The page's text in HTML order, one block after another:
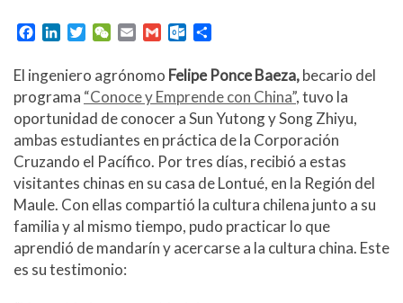
e
b
o
o
k
n
k
e
d
I
n
t
t
e
r
W
h
a
t
i
l
G
i
l
O
t
l
o
o
k
.
o
m
m
p
a
r
t
i
El ingeniero agrónomo Felipe Ponce Baeza,becario del
programa “Conoce y Emprende con China”, tuvo la
oportunidad de conocer a Sun Yutong y Song Zhiyu,
ambas estudiantes en práctica de la Corporación
Cruzando el Pacífico. Por tres días, recibió a estas
visitantes chinas en su casa de Lontué, en la Región del
Maule. Con ellas compartió la cultura chilena junto a su
familia y al mismo tiempo, pudo practicar lo que
aprendió de mandarín y acercarse a la cultura china. Este
es su testimonio: